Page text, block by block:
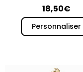
18,50€
Personnaliser